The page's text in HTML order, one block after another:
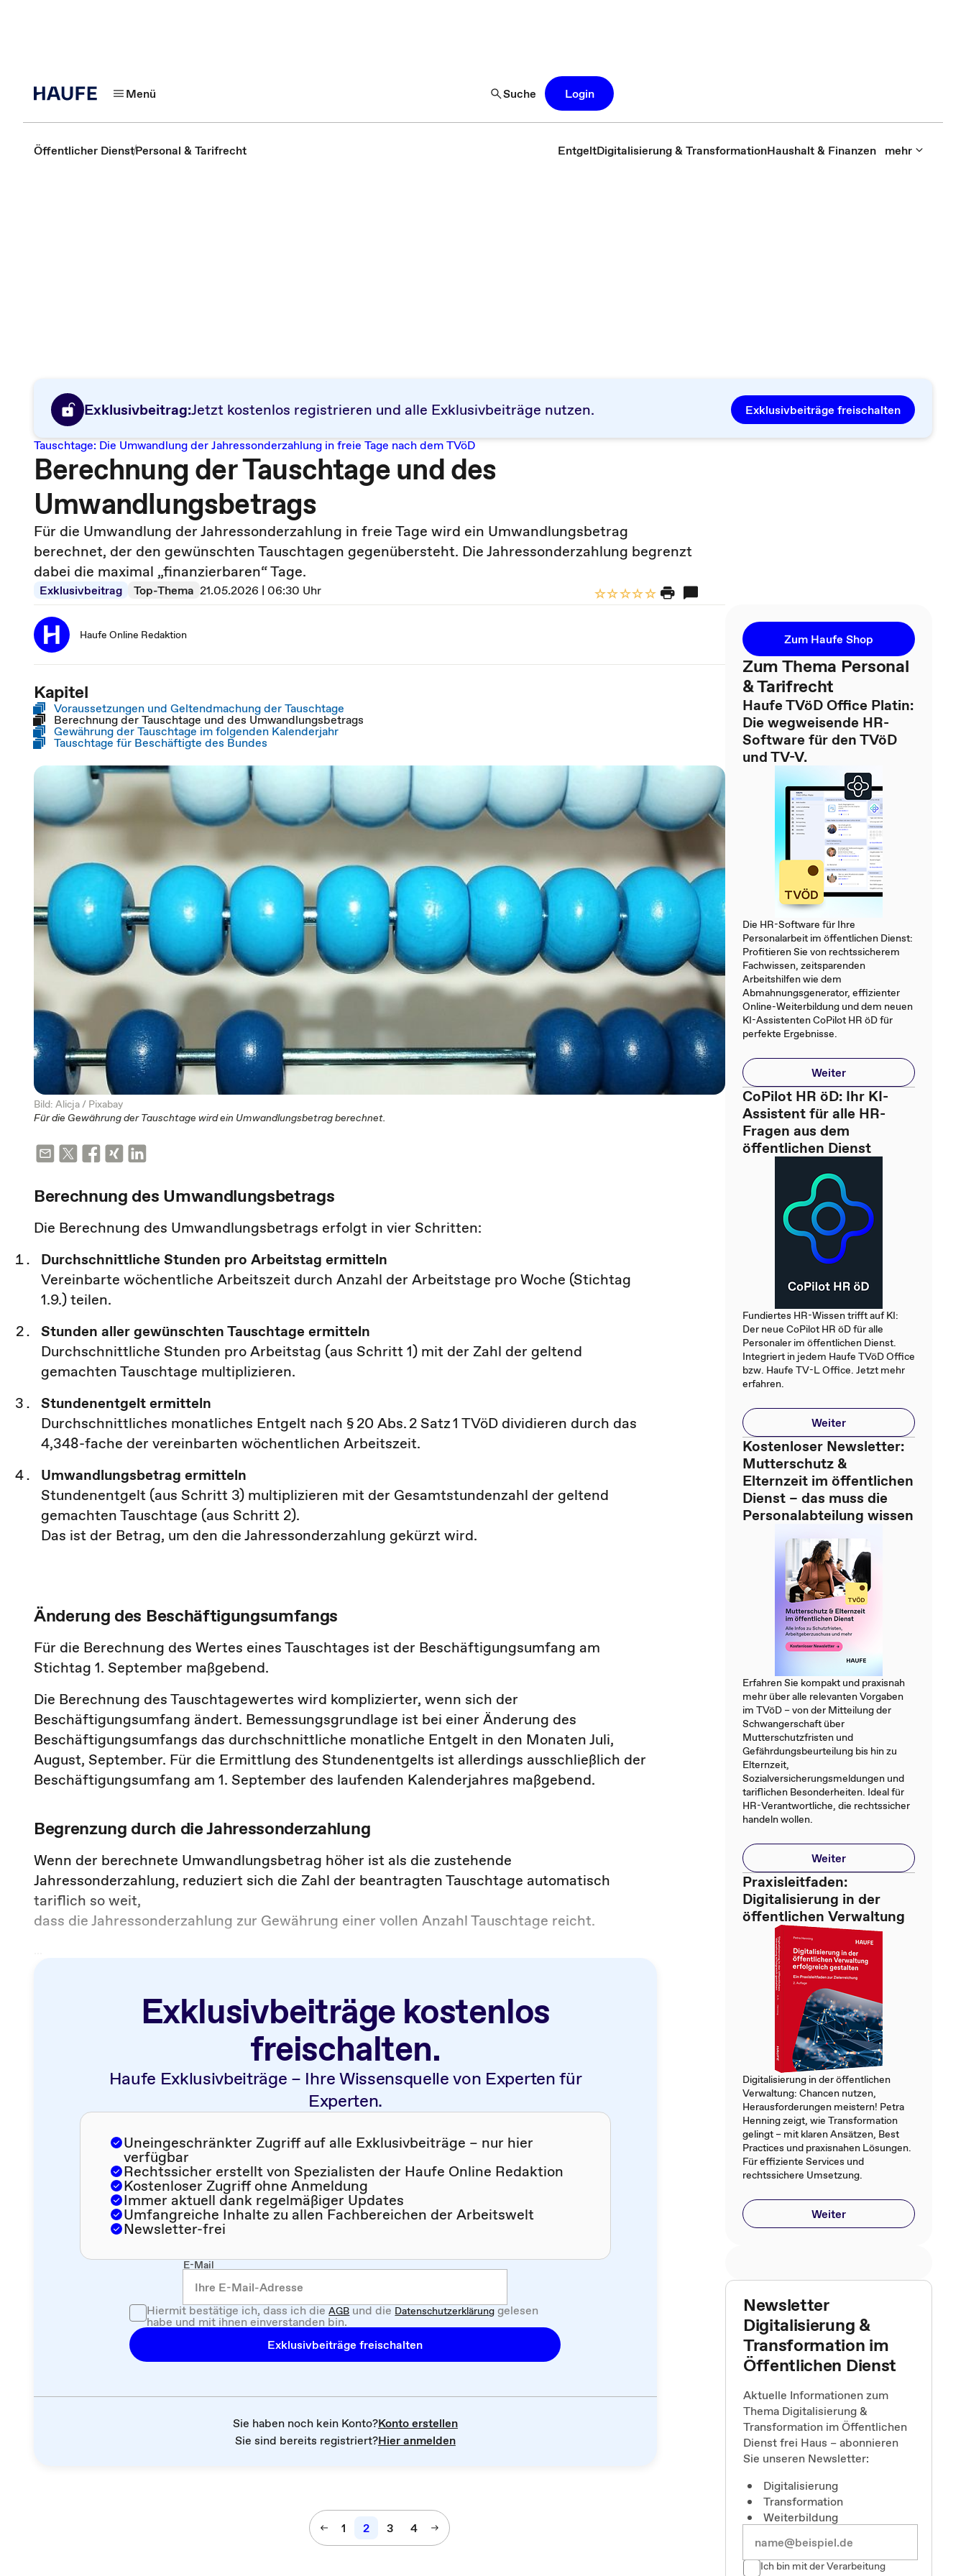
Menü Suche Login
Öffentlicher DienstPersonal & Tarifrecht EntgeltDigitalisierung & TransformationHaushalt & Finanzen mehr
Exklusivbeitrag:Jetzt kostenlos registrieren und alle Exklusivbeiträge nutzen. Exklusivbeiträge freischalten
Tauschtage: Die Umwandlung der Jahressonderzahlung in freie Tage nach dem TVöD
Berechnung der Tauschtage und des
Umwandlungsbetrags
Für die Umwandlung der Jahressonderzahlung in freie Tage wird ein Umwandlungsbetrag
berechnet, der den gewünschten Tauschtagen gegenübersteht. Die Jahressonderzahlung begrenzt
dabei die maximal „finanzierbaren“ Tage.
Exklusivbeitrag Top-Thema 21.05.2026 | 06:30 Uhr
Haufe Online Redaktion
Kapitel
Voraussetzungen und Geltendmachung der Tauschtage
Berechnung der Tauschtage und des Umwandlungsbetrags
Gewährung der Tauschtage im folgenden Kalenderjahr
Tauschtage für Beschäftigte des Bundes
Bild: Alicja / Pixabay
Für die Gewährung der Tauschtage wird ein Umwandlungsbetrag berechnet.
Berechnung des Umwandlungsbetrags
Die Berechnung des Umwandlungsbetrags erfolgt in vier Schritten:
Durchschnittliche Stunden pro Arbeitstag ermitteln
Vereinbarte wöchentliche Arbeitszeit durch Anzahl der Arbeitstage pro Woche (Stichtag
1.9.) teilen.
Stunden aller gewünschten Tauschtage ermitteln
Durchschnittliche Stunden pro Arbeitstag (aus Schritt 1) mit der Zahl der geltend
gemachten Tauschtage multiplizieren.
Stundenentgelt ermitteln
Durchschnittliches monatliches Entgelt nach § 20 Abs. 2 Satz 1 TVöD dividieren durch das
4,348-fache der vereinbarten wöchentlichen Arbeitszeit.
Umwandlungsbetrag ermitteln
Stundenentgelt (aus Schritt 3) multiplizieren mit der Gesamtstundenzahl der geltend
gemachten Tauschtage (aus Schritt 2).
Das ist der Betrag, um den die Jahressonderzahlung gekürzt wird.
Änderung des Beschäftigungsumfangs
Für die Berechnung des Wertes eines Tauschtages ist der Beschäftigungsumfang am
Stichtag 1. September maßgebend.
Die Berechnung des Tauschtagewertes wird komplizierter, wenn sich der
Beschäftigungsumfang ändert. Bemessungsgrundlage ist bei einer Änderung des
Beschäftigungsumfangs das durchschnittliche monatliche Entgelt in den Monaten Juli,
August, September. Für die Ermittlung des Stundenentgelts ist allerdings ausschließlich der
Beschäftigungsumfang am 1. September des laufenden Kalenderjahres maßgebend.
Begrenzung durch die Jahressonderzahlung
Wenn der berechnete Umwandlungsbetrag höher ist als die zustehende
Jahressonderzahlung, reduziert sich die Zahl der beantragten Tauschtage automatisch
tariflich so weit,
dass die Jahressonderzahlung zur Gewährung einer vollen Anzahl Tauschtage reicht.
Exklusivbeiträge kostenlos
freischalten.
Haufe Exklusivbeiträge – Ihre Wissensquelle von Experten für
Experten.
Uneingeschränkter Zugriff auf alle Exklusivbeiträge – nur hier
verfügbar
Rechtssicher erstellt von Spezialisten der Haufe Online Redaktion
Kostenloser Zugriff ohne Anmeldung
Immer aktuell dank regelmäßiger Updates
Umfangreiche Inhalte zu allen Fachbereichen der Arbeitswelt
Newsletter-frei
E-Mail
Hiermit bestätige ich, dass ich dieAGBund dieDatenschutzerklärunggelesen
habe und mit ihnen einverstanden bin.
Exklusivbeiträge freischalten
Sie haben noch kein Konto?Konto erstellen
Sie sind bereits registriert?Hier anmelden
1 2 3 4
Zum Haufe Shop
Zum Thema Personal
& Tarifrecht
Haufe TVöD Office Platin:
Die wegweisende HR-
Software für den TVöD
und TV-V.
Die HR-Software für Ihre
Personalarbeit im öffentlichen Dienst:
Profitieren Sie von rechtssicherem
Fachwissen, zeitsparenden
Arbeitshilfen wie dem
Abmahnungsgenerator, effizienter
Online-Weiterbildung und dem neuen
KI-Assistenten CoPilot HR öD für
perfekte Ergebnisse.
Weiter
CoPilot HR öD: Ihr KI-
Assistent für alle HR-
Fragen aus dem
öffentlichen Dienst
Fundiertes HR-Wissen trifft auf KI:
Der neue CoPilot HR öD für alle
Personaler im öffentlichen Dienst.
Integriert in jedem Haufe TVöD Office
bzw. Haufe TV-L Office. Jetzt mehr
erfahren.
Weiter
Kostenloser Newsletter:
Mutterschutz &
Elternzeit im öffentlichen
Dienst – das muss die
Personalabteilung wissen
Erfahren Sie kompakt und praxisnah
mehr über alle relevanten Vorgaben
im TVöD – von der Mitteilung der
Schwangerschaft über
Mutterschutzfristen und
Gefährdungsbeurteilung bis hin zu
Elternzeit,
Sozialversicherungsmeldungen und
tariflichen Besonderheiten. Ideal für
HR-Verantwortliche, die rechtssicher
handeln wollen.
Weiter
Praxisleitfaden:
Digitalisierung in der
öffentlichen Verwaltung
Digitalisierung in der öffentlichen
Verwaltung: Chancen nutzen,
Herausforderungen meistern! Petra
Henning zeigt, wie Transformation
gelingt – mit klaren Ansätzen, Best
Practices und praxisnahen Lösungen.
Für effiziente Services und
rechtssichere Umsetzung.
Weiter
Newsletter
Digitalisierung &
Transformation im
Öffentlichen Dienst
Aktuelle Informationen zum
Thema Digitalisierung &
Transformation im Öffentlichen
Dienst frei Haus – abonnieren
Sie unseren Newsletter:
Digitalisierung
Transformation
Weiterbildung
Ich bin mit der Verarbeitung